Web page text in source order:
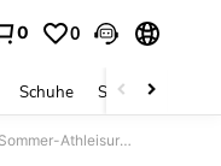
0 0
Schuhe Schmuck &
Dewbera Dewbera Damen-Set mit rosa-weißem Kontrastsaum, kurzes Tanktop & hochgeschnittene Shorts, Sommer-Athleisure-Gym-Sport-Zweiteiler, körperformendes Workout-Yoga-Laufen